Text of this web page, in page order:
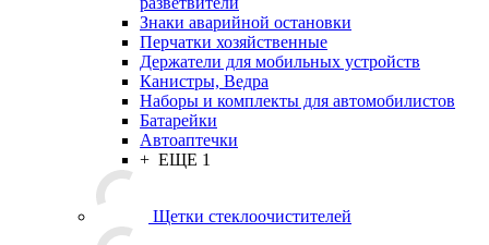
Знаки аварийной остановки
Перчатки хозяйственные
Держатели для мобильных устройств
Канистры, Ведра
Наборы и комплекты для автомобилистов
Батарейки
Автоаптечки
+ ЕЩЕ 1
Щетки стеклоочистителей